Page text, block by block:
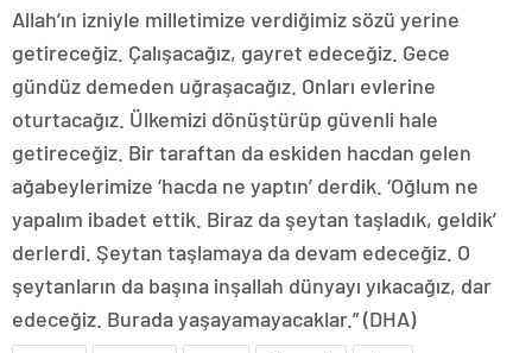
Allah’ın izniyle milletimize verdiğimiz sözü yerine
getireceğiz. Çalışacağız, gayret edeceğiz. Gece
gündüz demeden uğraşacağız. Onları evlerine
oturtacağız. Ülkemizi dönüştürüp güvenli hale
getireceğiz. Bir taraftan da eskiden hacdan gelen
ağabeylerimize ‘hacda ne yaptın’ derdik. ‘Oğlum ne
yapalım ibadet ettik. Biraz da şeytan taşladık, geldik’
derlerdi. Şeytan taşlamaya da devam edeceğiz. O
şeytanların da başına inşallah dünyayı yıkacağız, dar
edeceğiz. Burada yaşayamayacaklar.” (DHA)